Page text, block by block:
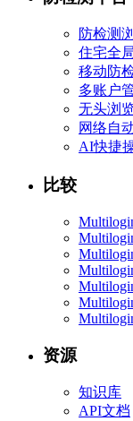
防检测
住宅全
移动防
多账户
无头浏
网络自
AI快捷
比较
资源
知识库
API文档